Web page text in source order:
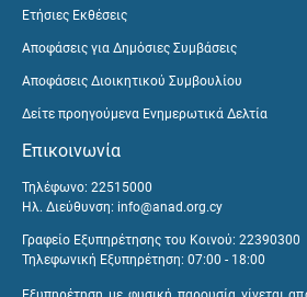
Ετήσιες Εκθέσεις
Αποφάσεις για Δημόσιες Συμβάσεις
Αποφάσεις Διοικητικού Συμβουλίου
Δείτε προηγούμενα Ενημερωτικά Δελτία
Επικοινωνία
Τηλέφωνο: 22515000
Ηλ. Διεύθυνση: info@anad.org.cy
Γραφείο Εξυπηρέτησης του Κοινού: 22390300
Τηλεφωνική Εξυπηρέτηση: 07:00 - 18:00